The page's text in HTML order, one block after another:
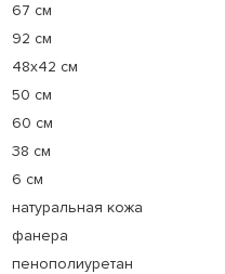
67 см
92 см
48x42 см
50 см
60 см
38 см
6 см
натуральная кожа
фанера
пенополиуретан